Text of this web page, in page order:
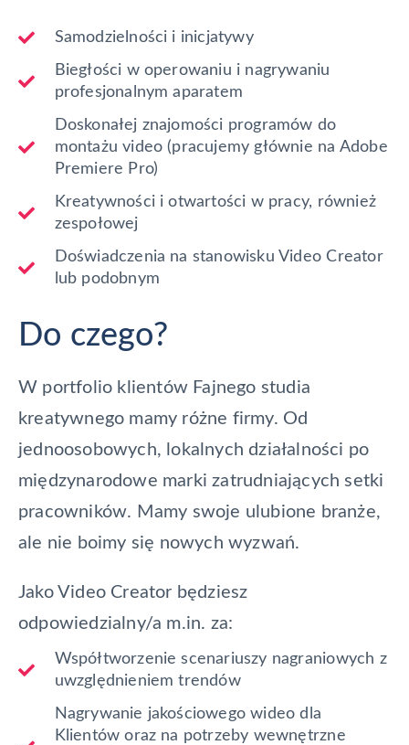
Samodzielności i inicjatywy
Biegłości w operowaniu i nagrywaniu
profesjonalnym aparatem
Doskonałej znajomości programów do
montażu video (pracujemy głównie na Adobe
Premiere Pro)
Kreatywności i otwartości w pracy, również
zespołowej
Doświadczenia na stanowisku Video Creator
lub podobnym
Do czego?
W portfolio klientów Fajnego studia
kreatywnego mamy różne firmy. Od
jednoosobowych, lokalnych działalności po
międzynarodowe marki zatrudniających setki
pracowników. Mamy swoje ulubione branże,
ale nie boimy się nowych wyzwań.
Jako Video Creator będziesz
odpowiedzialny/a m.in. za:
Współtworzenie scenariuszy nagraniowych z
uwzględnieniem trendów
Nagrywanie jakościowego wideo dla
Klientów oraz na potrzeby wewnętrzne